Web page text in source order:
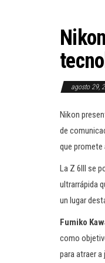
agosto 29,
Nikon
de
que promete
La Z 6III se
ultrarrápida
un lugar
Fumiko
como
para atraer